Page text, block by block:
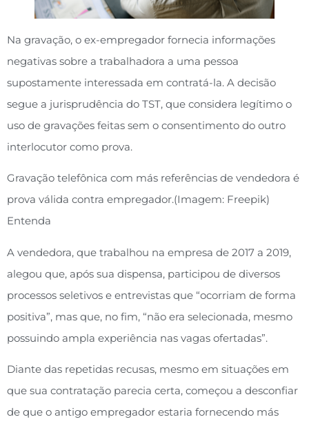
Na gravação, o ex-empregador fornecia informações
negativas sobre a trabalhadora a uma pessoa
supostamente interessada em contratá-la. A decisão
segue a jurisprudência do TST, que considera legítimo o
uso de gravações feitas sem o consentimento do outro
interlocutor como prova.
Gravação telefônica com más referências de vendedora é
prova válida contra empregador.(Imagem: Freepik)
Entenda
A vendedora, que trabalhou na empresa de 2017 a 2019,
alegou que, após sua dispensa, participou de diversos
processos seletivos e entrevistas que “ocorriam de forma
positiva”, mas que, no fim, “não era selecionada, mesmo
possuindo ampla experiência nas vagas ofertadas”.
Diante das repetidas recusas, mesmo em situações em
que sua contratação parecia certa, começou a desconfiar
de que o antigo empregador estaria fornecendo más